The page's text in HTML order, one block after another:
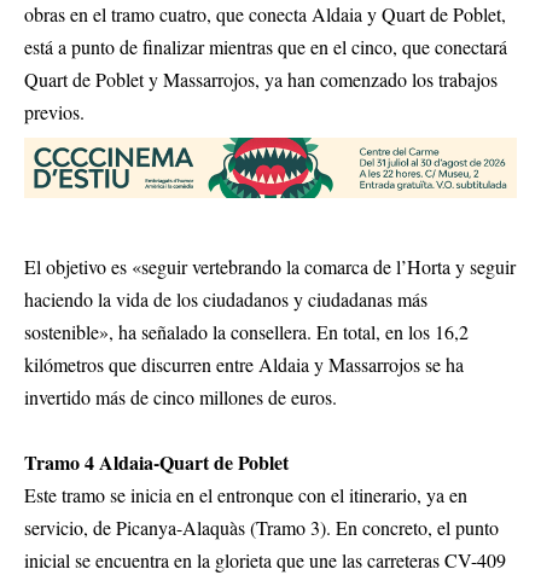
obras en el tramo cuatro, que conecta Aldaia y Quart de Poblet,
está a punto de finalizar mientras que en el cinco, que conectará
Quart de Poblet y Massarrojos, ya han comenzado los trabajos
previos.
El objetivo es «seguir vertebrando la comarca de l’Horta y seguir
haciendo la vida de los ciudadanos y ciudadanas más
sostenible», ha señalado la consellera. En total, en los 16,2
kilómetros que discurren entre Aldaia y Massarrojos se ha
invertido más de cinco millones de euros.
Tramo 4 Aldaia-Quart de Poblet
Este tramo se inicia en el entronque con el itinerario, ya en
servicio, de Picanya-Alaquàs (Tramo 3). En concreto, el punto
inicial se encuentra en la glorieta que une las carreteras CV-409